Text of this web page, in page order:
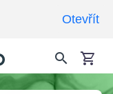
Otevřít